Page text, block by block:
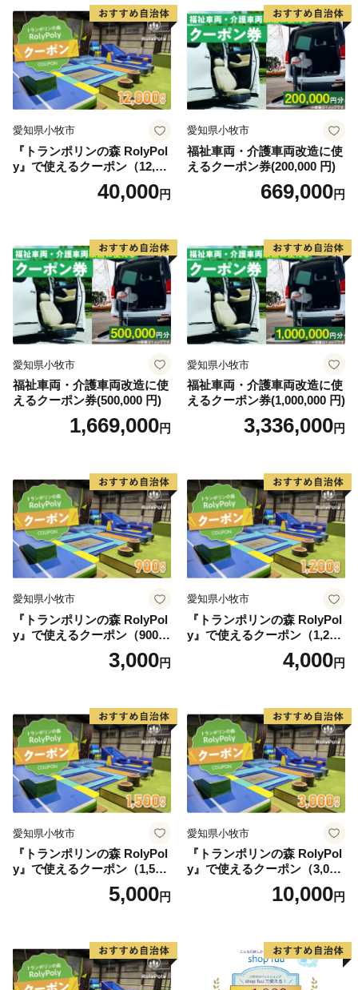
愛知県小牧市
『トランポリンの森 RolyPol
y』で使えるクーポン（12,00
40,000円
愛知県小牧市
福祉車両・介護車両改造に使
えるクーポン券(200,000 円)
669,000円
愛知県小牧市
福祉車両・介護車両改造に使
えるクーポン券(500,000 円)
1,669,000円
愛知県小牧市
福祉車両・介護車両改造に使
えるクーポン券(1,000,000 円)
3,336,000円
愛知県小牧市
『トランポリンの森 RolyPol
y』で使えるクーポン（900
3,000円
愛知県小牧市
『トランポリンの森 RolyPol
y』で使えるクーポン（1,200
4,000円
愛知県小牧市
『トランポリンの森 RolyPol
y』で使えるクーポン（1,500
5,000円
愛知県小牧市
『トランポリンの森 RolyPol
y』で使えるクーポン（3,000
10,000円